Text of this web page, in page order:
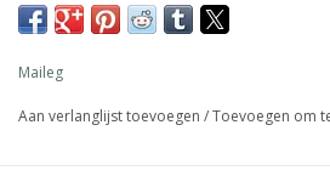
Maileg
Aan verlanglijst toevoegen /Toevoegen om